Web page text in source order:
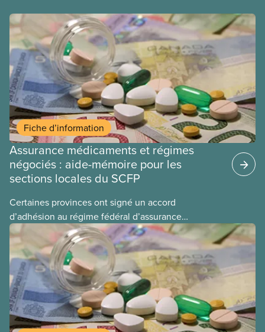
Fiche d’information
Assurance médicaments et régimes
négociés : aide-mémoire pour les
sections locales du SCFP
Certaines provinces ont signé un accord
d’adhésion au régime fédéral d’assurance
médicaments. Les sections locales du SCFP dans
ces provinces s’interrogent sur l’incidence que ce
régime pourrait avoir sur leurs avantages
sociaux actuels.